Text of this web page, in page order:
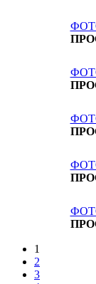
1
2
3